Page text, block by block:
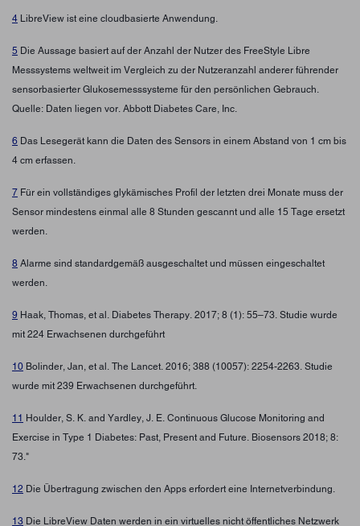
4 LibreView ist eine cloudbasierte Anwendung.
5 Die Aussage basiert auf der Anzahl der Nutzer des FreeStyle Libre
Messsystems weltweit im Vergleich zu der Nutzeranzahl anderer führender
sensorbasierter Glukosemesssysteme für den persönlichen Gebrauch.
Quelle: Daten liegen vor. Abbott Diabetes Care, Inc.
6 Das Lesegerät kann die Daten des Sensors in einem Abstand von 1 cm bis
4 cm erfassen.
7 Für ein vollständiges glykämisches Profil der letzten drei Monate muss der
Sensor mindestens einmal alle 8 Stunden gescannt und alle 15 Tage ersetzt
werden.
8 Alarme sind standardgemäß ausgeschaltet und müssen eingeschaltet
werden.
9 Haak, Thomas, et al. Diabetes Therapy. 2017; 8 (1): 55–73. Studie wurde
mit 224 Erwachsenen durchgeführt
10 Bolinder, Jan, et al. The Lancet. 2016; 388 (10057): 2254-2263. Studie
wurde mit 239 Erwachsenen durchgeführt.
11 Houlder, S. K. and Yardley, J. E. Continuous Glucose Monitoring and
Exercise in Type 1 Diabetes: Past, Present and Future. Biosensors 2018; 8:
73."
12 Die Übertragung zwischen den Apps erfordert eine Internetverbindung.
13 Die LibreView Daten werden in ein virtuelles nicht öffentliches Netzwerk